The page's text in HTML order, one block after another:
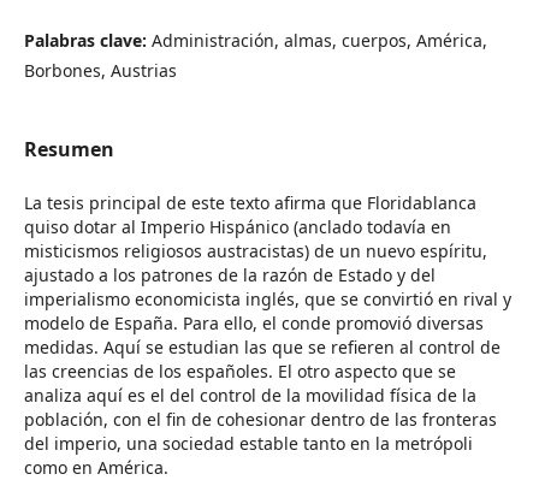
Palabras clave: Administración, almas, cuerpos, América,
Borbones, Austrias
Resumen
La tesis principal de este texto afirma que Floridablanca
quiso dotar al Imperio Hispánico (anclado todavía en
misticismos religiosos austracistas) de un nuevo espíritu,
ajustado a los patrones de la razón de Estado y del
imperialismo economicista inglés, que se convirtió en rival y
modelo de España. Para ello, el conde promovió diversas
medidas. Aquí se estudian las que se refieren al control de
las creencias de los españoles. El otro aspecto que se
analiza aquí es el del control de la movilidad física de la
población, con el fin de cohesionar dentro de las fronteras
del imperio, una sociedad estable tanto en la metrópoli
como en América.